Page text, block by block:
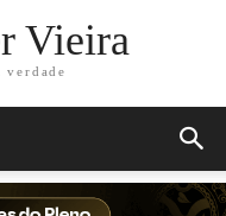
Vieira
verdade